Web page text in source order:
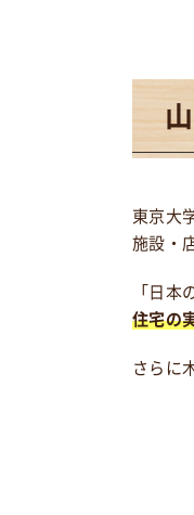
東京大
施設・
「日
住宅の
さらに